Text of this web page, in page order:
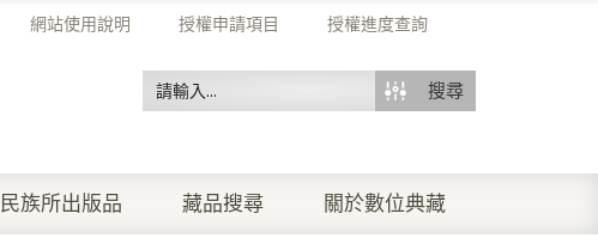
網站使用說明 授權申請項目 授權進度查詢
搜尋
民族所出版品 藏品搜尋 關於數位典藏